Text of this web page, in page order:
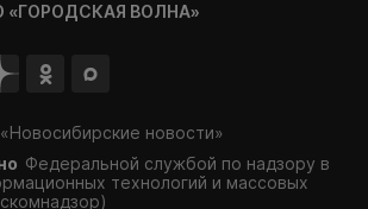
«ГОРОДСКАЯ ВОЛНА»
новости»
Федеральной службой по надзору в
технологий и массовых